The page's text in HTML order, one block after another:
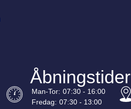
Åbningstider
Man-Tor: 07:30 - 16:00
Fredag: 07:30 - 13:00